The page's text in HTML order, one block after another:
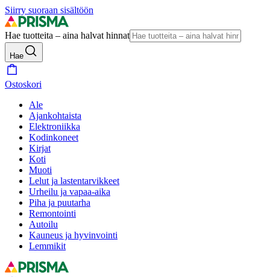
Siirry suoraan sisältöön
Hae tuotteita – aina halvat hinnat
Hae
Ostoskori
Ale
Ajankohtaista
Elektroniikka
Kodinkoneet
Kirjat
Koti
Muoti
Lelut ja lastentarvikkeet
Urheilu ja vapaa-aika
Piha ja puutarha
Remontointi
Autoilu
Kauneus ja hyvinvointi
Lemmikit